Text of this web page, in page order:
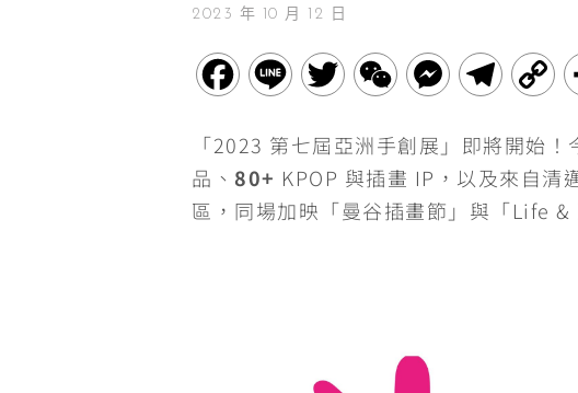
2023 年 10 月 12 日
F
c
e
L
n
e
T
i
t
W
C
h
M
s
T
l
e
C
p
y
「2023 第七屆亞洲手創展」即將開始
品、 80+ KPOP 與插畫 IP，以及來自清
區，同場加映「曼谷插畫節」與「Life &